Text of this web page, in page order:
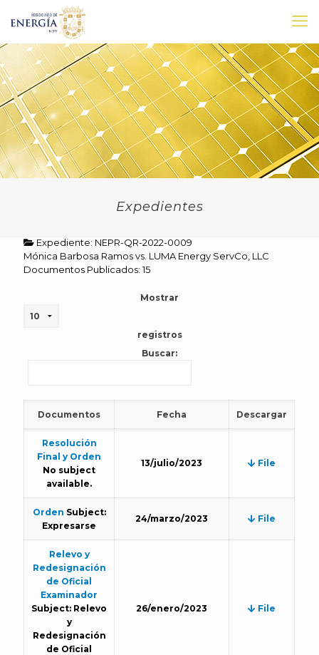
Expedientes
Expediente: NEPR-QR-2022-0009
Mónica Barbosa Ramos vs. LUMA Energy ServCo, LLC
Documentos Publicados: 15
Mostrar
registros
Buscar:
Documentos Fecha Descargar
Resolución
Final y Orden
No subject
available.
13/julio/2023 File
Orden Subject:
Expresarse
24/marzo/2023 File
Relevo y
Redesignación
de Oficial
Examinador
Subject: Relevo
y
Redesignación
de Oficial
26/enero/2023 File